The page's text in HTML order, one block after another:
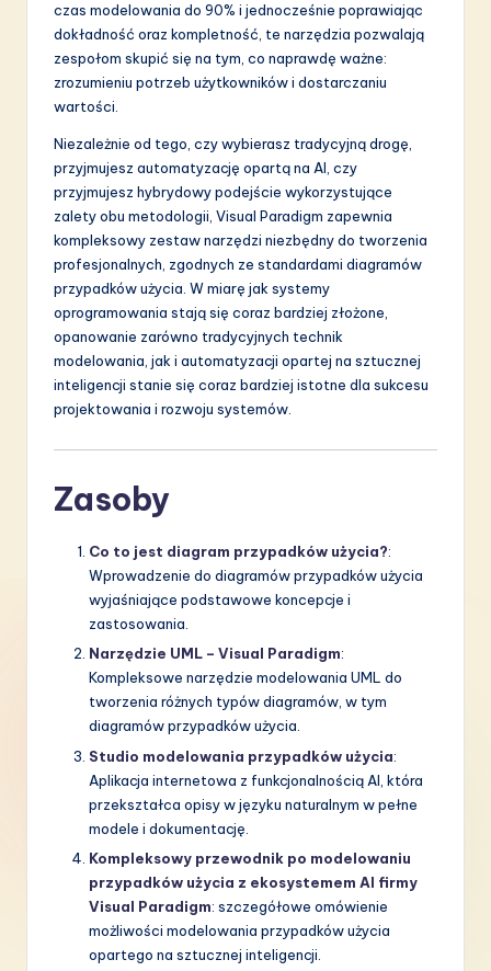
czas modelowania do 90% i jednocześnie poprawiając
dokładność oraz kompletność, te narzędzia pozwalają
zespołom skupić się na tym, co naprawdę ważne:
zrozumieniu potrzeb użytkowników i dostarczaniu
wartości.
Niezależnie od tego, czy wybierasz tradycyjną drogę,
przyjmujesz automatyzację opartą na AI, czy
przyjmujesz hybrydowy podejście wykorzystujące
zalety obu metodologii, Visual Paradigm zapewnia
kompleksowy zestaw narzędzi niezbędny do tworzenia
profesjonalnych, zgodnych ze standardami diagramów
przypadków użycia. W miarę jak systemy
oprogramowania stają się coraz bardziej złożone,
opanowanie zarówno tradycyjnych technik
modelowania, jak i automatyzacji opartej na sztucznej
inteligencji stanie się coraz bardziej istotne dla sukcesu
projektowania i rozwoju systemów.
Zasoby
Co to jest diagram przypadków użycia?:
Wprowadzenie do diagramów przypadków użycia
wyjaśniające podstawowe koncepcje i
zastosowania.
Narzędzie UML – Visual Paradigm:
Kompleksowe narzędzie modelowania UML do
tworzenia różnych typów diagramów, w tym
diagramów przypadków użycia.
Studio modelowania przypadków użycia:
Aplikacja internetowa z funkcjonalnością AI, która
przekształca opisy w języku naturalnym w pełne
modele i dokumentację.
Kompleksowy przewodnik po modelowaniu
przypadków użycia z ekosystemem AI firmy
Visual Paradigm: szczegółowe omówienie
możliwości modelowania przypadków użycia
opartego na sztucznej inteligencji.